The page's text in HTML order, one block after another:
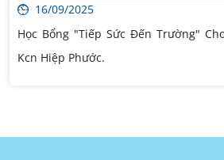
16/09/2025
Học Bổng "Tiếp Sức Đến Trường"
Kcn Hiệp Phước.